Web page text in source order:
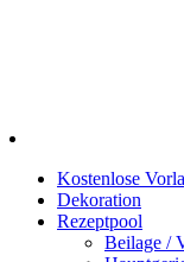
Kostenlose
Dekoration
Rezeptpool
Beilage /